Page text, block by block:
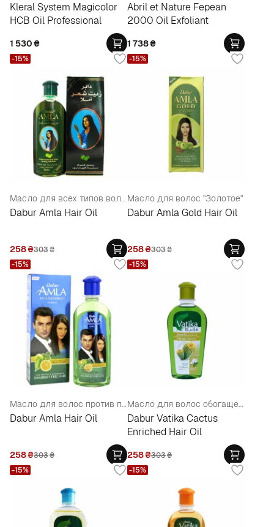
Kleral System Magicolor
HCB Oil Professional
1 530₴
Abril et Nature Fepean
2000 Oil Exfoliant
1 738₴
Масло для всех типов волос
Dabur Amla Hair Oil
258₴303₴
-15%
Масло для волос "Золотое"
Dabur Amla Gold Hair Oil
258₴303₴
-15%
Масло для волос против перхоти
Dabur Amla Hair Oil
258₴303₴
-15%
Масло для волос обогащенное кактусом
Dabur Vatika Cactus
Enriched Hair Oil
258₴303₴
-15%
-15% -15%